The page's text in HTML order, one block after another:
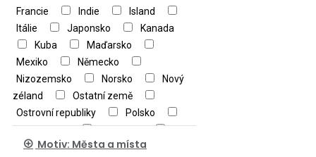
Norman O'Flynn
Roger Blachon
Wachtmeister
Sally Rich
Francie Indie
Island
Itálie
Japonsko
Kanada
Kuba
Maďarsko
Mexiko
Německo
Nizozemsko
Norsko
Nový
zéland
Ostatní země
Ostrovní republiky
Polsko
Portugalsko
Rakousko
Řecko
Rumunsko
Motiv: Města a místa